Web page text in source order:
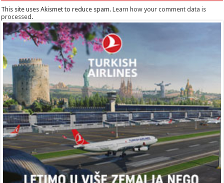
This site uses Akismet to reduce spam.Learn how your comment data is
processed.